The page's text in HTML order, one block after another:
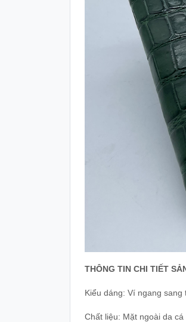
THÔNG TIN CHI TIẾT
Kiểu dáng: Ví ngang sang
Chất liệu: Mặt ngoài da